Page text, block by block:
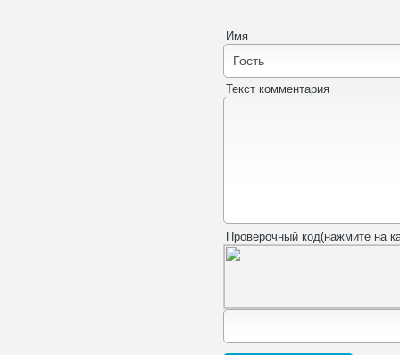
Имя
Текст комментария
Проверочный код(нажмите на